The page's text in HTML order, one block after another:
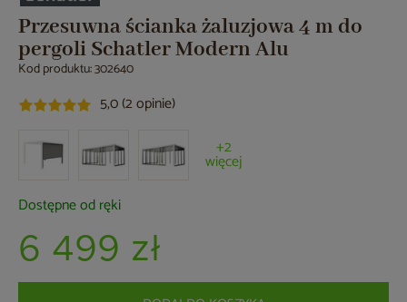
Przesuwna ścianka żaluzjowa 4 m do
pergoli Schatler Modern Alu
Kod produktu: 302640
5,0 (2 opinie)
+2
więcej
Dostępne od ręki
6 499 zł